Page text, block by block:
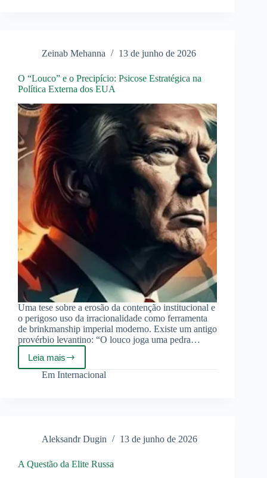
Zeinab Mehanna 13 de junho de 2026
O “Louco” e o Precipício: Psicose Estratégica na
Política Externa dos EUA
Uma tese sobre a erosão da contenção institucional e
o perigoso uso da irracionalidade como ferramenta
de brinkmanship imperial moderno. Existe um antigo
provérbio levantino: “O louco joga uma pedra…
Leia mais
O
“Louco”
Política
dos
Em Internacional
Aleksandr Dugin 13 de junho de 2026
A Questão da Elite Russa